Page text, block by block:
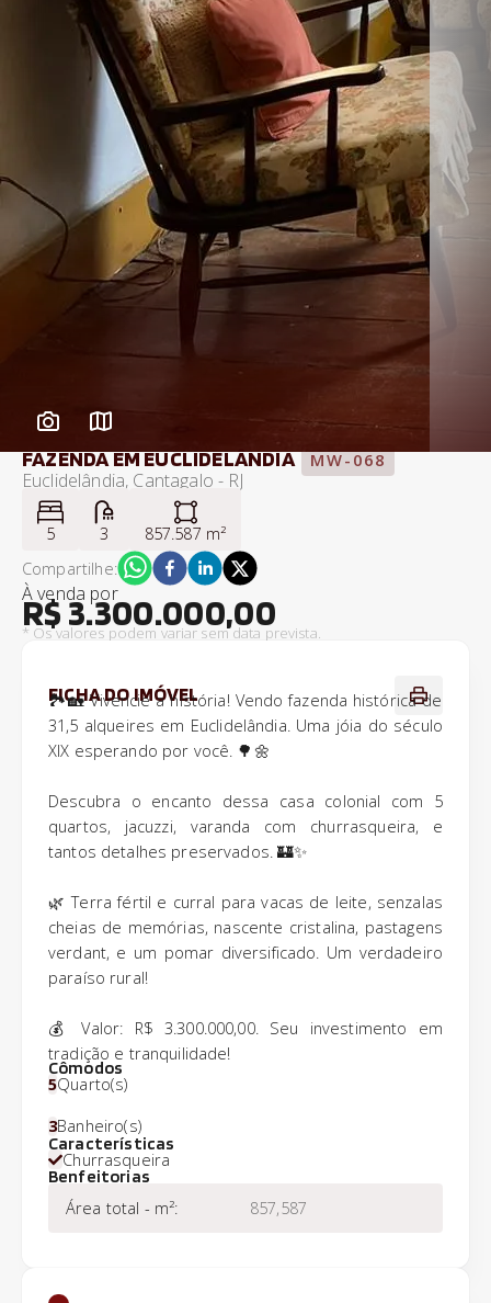
FAZENDA EM EUCLIDELÂNDIA MW-068
Euclidelândia, Cantagalo - RJ
5 3
857.587 m²
Compartilhe:
À venda por
R$ 3.300.000,00
* Os valores podem variar sem data prevista.
FICHA DO IMÓVEL
🏞️🏡 Vivencie a história! Vendo fazenda histórica de
31,5 alqueires em Euclidelândia. Uma jóia do século
XIX esperando por você. 🌳🌼
Descubra o encanto dessa casa colonial com 5
quartos, jacuzzi, varanda com churrasqueira, e
tantos detalhes preservados. 🏰✨
🌿 Terra fértil e curral para vacas de leite, senzalas
cheias de memórias, nascente cristalina, pastagens
verdant, e um pomar diversificado. Um verdadeiro
paraíso rural!
💰 Valor: R$ 3.300.000,00. Seu investimento em
tradição e tranquilidade!
Cômodos
5Quarto(s)
3Banheiro(s)
Características
Churrasqueira
Benfeitorias
Área total - m²: 857,587